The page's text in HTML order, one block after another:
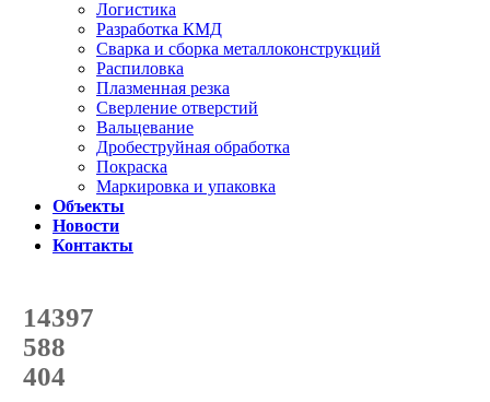
Логистика
Разработка КМД
Сварка и сборка металлоконструкций
Распиловка
Плазменная резка
Сверление отверстий
Вальцевание
Дробеструйная обработка
Покраска
Маркировка и упаковка
Объекты
Новости
Контакты
14397
с начала года
588
с начала месяца
404
с начала недели